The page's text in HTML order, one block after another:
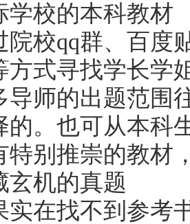
校的本科教材
qq群、百度
方式寻找学长学
的出题范围往
的。也可从本科
特别推崇的教材
机的真题
找不到参考书